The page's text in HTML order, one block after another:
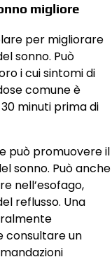
migliore
per migliorare
sonno. Può
i cui sintomi di
comune è
minuti prima di
può promuovere il
sonno. Può anche
nell’esofago,
reflusso. Una
consultare un